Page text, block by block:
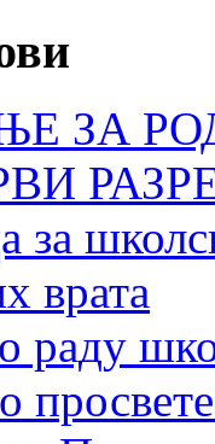
ЗА
за
врата
раду